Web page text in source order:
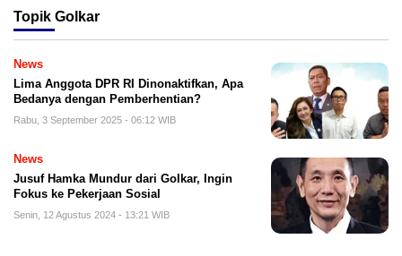
Topik Golkar
News
Lima Anggota DPR RI Dinonaktifkan, Apa
Bedanya dengan Pemberhentian?
Rabu, 3 September 2025 - 06:12 WIB
News
Jusuf Hamka Mundur dari Golkar, Ingin
Fokus ke Pekerjaan Sosial
Senin, 12 Agustus 2024 - 13:21 WIB